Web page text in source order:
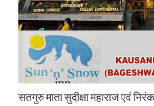
सतगुरु माता सुदीक्षा महाराज एवं